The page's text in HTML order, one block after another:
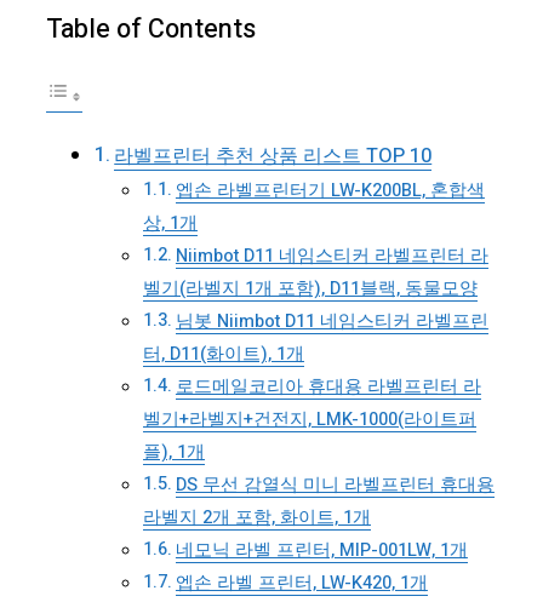
Table of Contents
라벨프린터 추천 상품 리스트 TOP 10
엡손 라벨프린터기 LW-K200BL, 혼합색
상, 1개
Niimbot D11 네임스티커 라벨프린터 라
벨기(라벨지 1개 포함), D11블랙, 동물모양
님봇 Niimbot D11 네임스티커 라벨프린
터, D11(화이트), 1개
로드메일코리아 휴대용 라벨프린터 라
벨기+라벨지+건전지, LMK-1000(라이트퍼
플), 1개
DS 무선 감열식 미니 라벨프린터 휴대용
라벨지 2개 포함, 화이트, 1개
네모닉 라벨 프린터, MIP-001LW, 1개
엡손 라벨 프린터, LW-K420, 1개